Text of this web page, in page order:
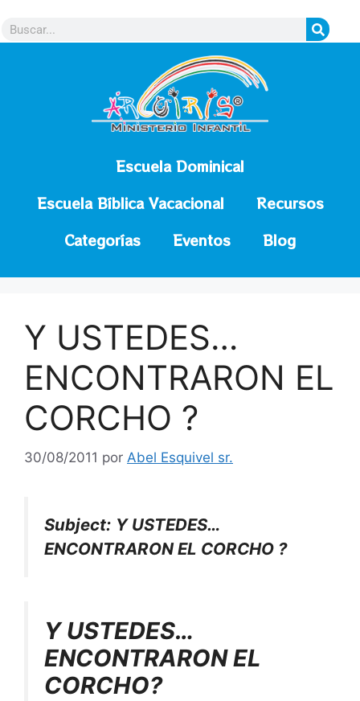
Escuela Dominical
Escuela Bíblica Vacacional
Recursos
Categorías
Eventos Blog
Y USTEDES…
ENCONTRARON EL
CORCHO ?
30/08/2011 por Abel Esquivel sr.
Subject: Y USTEDES…
ENCONTRARON EL CORCHO ?
Y USTEDES…
ENCONTRARON EL
CORCHO?